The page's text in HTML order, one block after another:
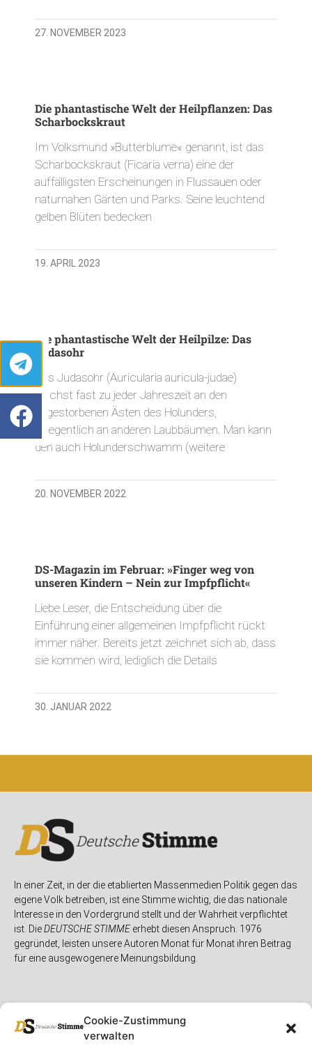
Cookie-Zustimmung
verwalten
27. NOVEMBER 2023
Die phantastische Welt der Heilpflanzen: Das
Scharbockskraut
Im Volksmund »Butterblume« genannt, ist das
Scharbockskraut (Ficaria verna) eine der
auffälligsten Erscheinungen in Flussauen oder
naturnahen Gärten und Parks. Seine leuchtend
gelben Blüten bedecken
19. APRIL 2023
Die phantastische Welt der Heilpilze: Das
Judasohr
Das Judasohr (Auricularia auricula-judae)
wächst fast zu jeder Jahreszeit an den
abgestorbenen Ästen des Holunders,
gelegentlich an anderen Laubbäumen. Man kann
den auch Holunderschwamm (weitere
20. NOVEMBER 2022
DS-Magazin im Februar: »Finger weg von
unseren Kindern – Nein zur Impfpflicht«
Liebe Leser, die Entscheidung über die
Einführung einer allgemeinen Impfpflicht rückt
immer näher. Bereits jetzt zeichnet sich ab, dass
sie kommen wird, lediglich die Details
30. JANUAR 2022
In einer Zeit, in der die etablierten Massenmedien Politik gegen das
eigene Volk betreiben, ist eine Stimme wichtig, die das nationale
Interesse in den Vordergrund stellt und der Wahrheit verpflichtet
ist. DieDEUTSCHE STIMMEerhebt diesen Anspruch. 1976
gegründet, leisten unsere Autoren Monat für Monat ihren Beitrag
für eine ausgewogenere Meinungsbildung.